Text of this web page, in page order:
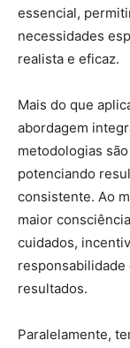
essencial,
necessidades
realista e eficaz.
Mais do que
abordagem
metodologias
potenciando
consistente. Ao
maior
cuidados,
responsabilidade
resultados.
Paralelamente,